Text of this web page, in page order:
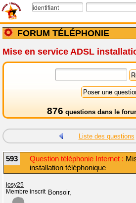
FORUM TÉLÉPHONIE
Mise en service ADSL
876 questions dans le
Liste des questions
593 Question téléphonie Internet :
installation téléphonique
josy25
Membre inscrit Bonsoir,